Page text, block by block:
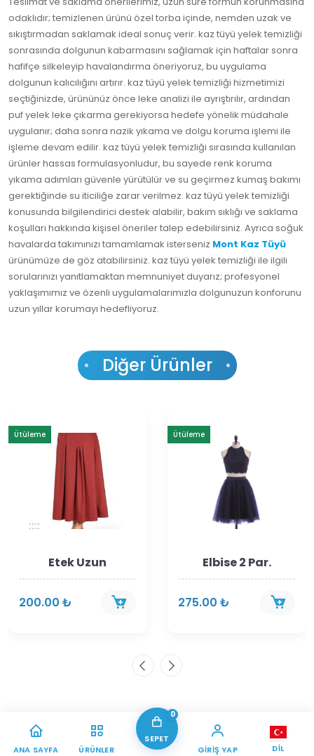
odaklıdır; temizlenen ürünü özel torba içinde, nemden uzak ve
sıkıştırmadan saklamak ideal sonuç verir. kaz tüyü yelek temizliği
sonrasında dolgunun kabarmasını sağlamak için haftalar sonra
hafifçe silkeleyip havalandırma öneriyoruz, bu uygulama
dolgunun kalıcılığını artırır. kaz tüyü yelek temizliği hizmetimizi
seçtiğinizde, ürününüz önce leke analizi ile ayrıştırılır, ardından
puf yelek leke çıkarma gerekiyorsa hedefe yönelik müdahale
uygulanır; daha sonra nazik yıkama ve dolgu koruma işlemi ile
işleme devam edilir. kaz tüyü yelek temizliği sırasında kullanılan
ürünler hassas formulasyonludur, bu sayede renk koruma
yıkama adımları güvenle yürütülür ve su geçirmez kumaş bakımı
gerektiğinde su iticiliğe zarar verilmez. kaz tüyü yelek temizliği
konusunda bilgilendirici destek alabilir, bakım sıklığı ve saklama
koşulları hakkında kişisel öneriler talep edebilirsiniz. Ayrıca soğuk
havalarda takımınızı tamamlamak isterseniz Mont Kaz Tüyü
ürünümüze de göz atabilirsiniz. kaz tüyü yelek temizliği ile ilgili
sorularınızı yanıtlamaktan memnuniyet duyarız; profesyonel
yaklaşımımız ve özenli uygulamalarımızla dolgunuzun konforunu
uzun yıllar korumayı hedefliyoruz.
Diğer Ürünler
Ütüleme
Etek Uzun
200.00 ₺
Ütüleme
Elbise 2 Par.
275.00 ₺
ANA SAYFA ÜRÜNLER
0
SEPET
GIRIŞ YAP
DIL